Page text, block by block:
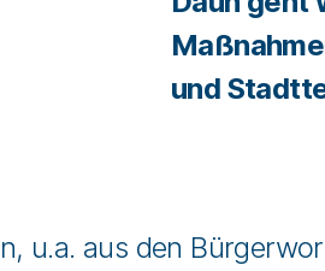
und
u.a. aus den